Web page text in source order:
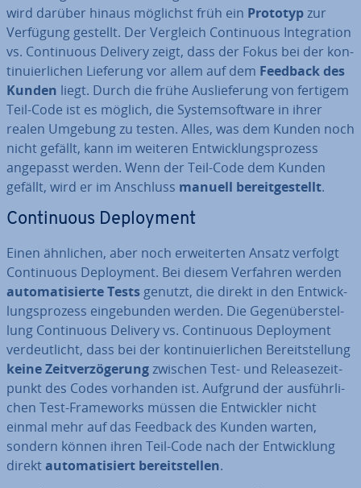
wird darüber hinaus möglichst früh ein Prototypzur
Verfügung gestellt. Der Vergleich Con­ti­nuous In­te­gra­ti­on
vs. Con­ti­nuous Delivery zeigt, dass der Fokus bei der kon­
ti­nu­ier­li­chen Lieferung vor allem auf dem Feedback des
Kunden liegt. Durch die frühe Aus­lie­fe­rung von fertigem
Teil-Code ist es möglich, die Sys­tem­soft­ware in ihrer
realen Umgebung zu testen. Alles, was dem Kunden noch
nicht gefällt, kann im weiteren Ent­wick­lungs­pro­zess
angepasst werden. Wenn der Teil-Code dem Kunden
gefällt, wird er im Anschluss manuell be­reit­ge­stellt.
Con­ti­nuous De­ploy­ment
Einen ähnlichen, aber noch er­wei­ter­ten Ansatz verfolgt
Con­ti­nuous De­ploy­ment. Bei diesem Verfahren werden
au­to­ma­ti­sier­te Tests genutzt, die direkt in den Ent­wick­
lungs­pro­zess ein­ge­bun­den werden. Die Ge­gen­über­stel­
lung Con­ti­nuous Delivery vs. Con­ti­nuous De­ploy­ment
ver­deut­licht, dass bei der kon­ti­nu­ier­li­chen Be­reit­stel­lung
keine Zeit­ver­zö­ge­rungzwischen Test- und Re­lease­zeit­
punkt des Codes vorhanden ist. Aufgrund der aus­führ­li­
chen Test-Frame­works müssen die Ent­wick­ler nicht
einmal mehr auf das Feedback des Kunden warten,
sondern können ihren Teil-Code nach der Ent­wick­lung
direktau­to­ma­ti­siert be­reit­stel­len.